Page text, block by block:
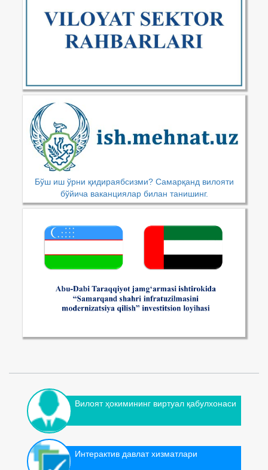
Бўш иш ўрни қидираябсизми? Самарқанд вилояти
бўйича ваканциялар билан танишинг.
Вилоят ҳокимининг виртуал қабулхонаси
Интерактив давлат хизматлари